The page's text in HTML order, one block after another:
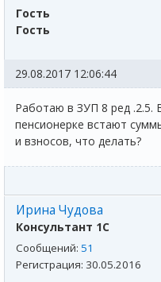
Гость
Гость
29.08.2017 12:06:44
Работаю в ЗУП 8 ред .2.5.
пенсионерке встают
и взносов, что делать?
Ирина Чудова
Консультант 1С
Сообщений: 51
Регистрация: 30.05.2016